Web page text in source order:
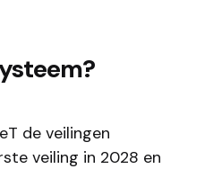
de veilingen
veiling in 2028 en